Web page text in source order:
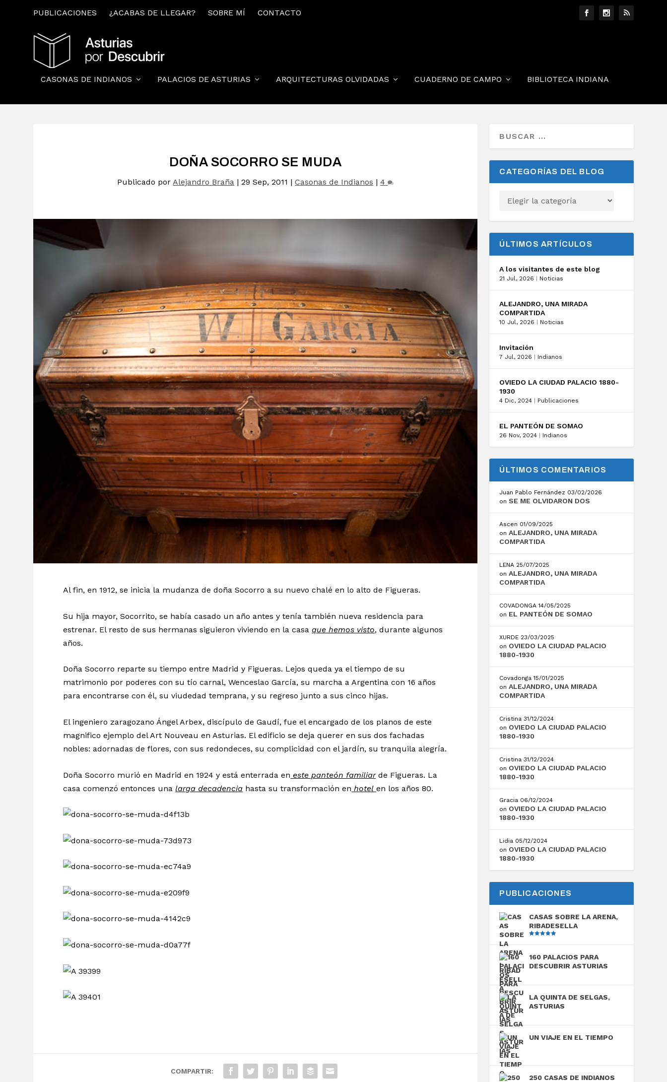
PUBLICACIONES ¿ACABAS DE LLEGAR? SOBRE MÍ CONTACTO
CASONAS DE INDIANOS PALACIOS DE ASTURIAS ARQUITECTURAS OLVIDADAS CUADERNO DE CAMPO BIBLIOTECA INDIANA
DOÑA SOCORRO SE MUDA
Publicado porAlejandro Braña |29 Sep, 2011 |Casonas de Indianos |4
Al fin, en 1912, se inicia la mudanza de doña Socorro a su nuevo chalé en lo alto de Figueras.
Su hija mayor, Socorrito, se había casado un año antes y tenía también nueva residencia para
estrenar. El resto de sus hermanas siguieron viviendo en la casaque hemos visto, durante algunos
años.
Doña Socorro reparte su tiempo entre Madrid y Figueras. Lejos queda ya el tiempo de su
matrimonio por poderes con su tío carnal, Wenceslao García, su marcha a Argentina con 16 años
para encontrarse con él, su viudedad temprana, y su regreso junto a sus cinco hijas.
El ingeniero zaragozano Ángel Arbex, discípulo de Gaudí, fue el encargado de los planos de este
magnifico ejemplo del Art Nouveau en Asturias. El edificio se deja querer en sus dos fachadas
nobles: adornadas de flores, con sus redondeces, su complicidad con el jardín, su tranquila alegría.
Doña Socorro murió en Madrid en 1924 y está enterrada en este panteón familiarde Figueras. La
casa comenzó entonces una larga decadencia hasta su transformación en hotel en los años 80.
COMPARTIR:
CATEGORÍAS DEL BLOG
ÚLTIMOS ARTÍCULOS
A los visitantes de este blog
21 Jul, 2026 Noticias
ALEJANDRO, UNA MIRADA
COMPARTIDA
10 Jul, 2026 Noticias
Invitación
7 Jul, 2026 Indianos
OVIEDO LA CIUDAD PALACIO 1880-
1930
4 Dic, 2024 Publicaciones
EL PANTEÓN DE SOMAO
26 Nov, 2024 Indianos
ÚLTIMOS COMENTARIOS
Juan Pablo Fernández 03/02/2026
onSE ME OLVIDARON DOS
Ascen 01/09/2025
onALEJANDRO, UNA MIRADA
COMPARTIDA
LENA 25/07/2025
onALEJANDRO, UNA MIRADA
COMPARTIDA
COVADONGA 14/05/2025
on EL PANTEÓN DE SOMAO
XURDE 23/03/2025
on OVIEDO LA CIUDAD PALACIO
1880-1930
Covadonga 15/01/2025
onALEJANDRO, UNA MIRADA
COMPARTIDA
Cristina 31/12/2024
on OVIEDO LA CIUDAD PALACIO
1880-1930
Cristina 31/12/2024
on OVIEDO LA CIUDAD PALACIO
1880-1930
Gracia 06/12/2024
on OVIEDO LA CIUDAD PALACIO
1880-1930
Lidia 05/12/2024
on OVIEDO LA CIUDAD PALACIO
1880-1930
PUBLICACIONES
CASAS SOBRE LA ARENA,
RIBADESELLA
5
160 PALACIOS PARA
DESCUBRIR ASTURIAS
LA QUINTA DE SELGAS,
ASTURIAS
UN VIAJE EN EL TIEMPO
250 CASAS DE INDIANOS